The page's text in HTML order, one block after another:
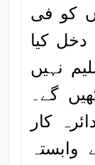
کو فی
دخل کیا
نہیں
گے۔
کار